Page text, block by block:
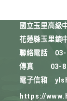
國立玉里高級
花蓮縣玉里鎮
聯絡電話
傳真
03-
電子信箱
https://